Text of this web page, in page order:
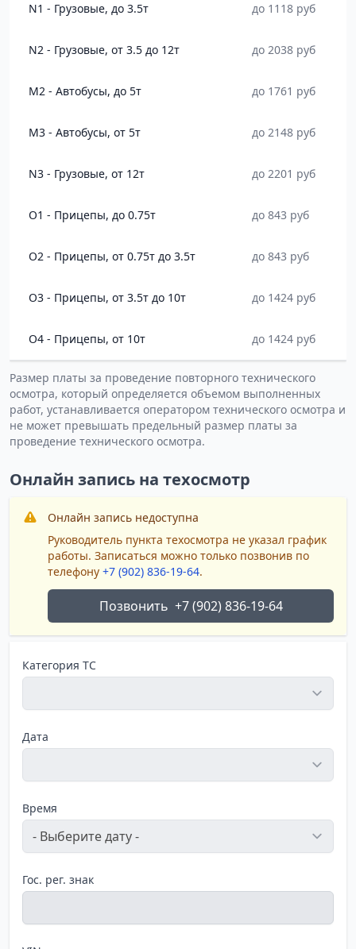
N1 - Грузовые, до 3.5т до 1118 руб
N2 - Грузовые, от 3.5 до 12т до 2038 руб
M2 - Автобусы, до 5т до 1761 руб
M3 - Автобусы, от 5т до 2148 руб
N3 - Грузовые, от 12т до 2201 руб
O1 - Прицепы, до 0.75т до 843 руб
O2 - Прицепы, от 0.75т до 3.5т до 843 руб
O3 - Прицепы, от 3.5т до 10т до 1424 руб
O4 - Прицепы, от 10т до 1424 руб
Размер платы за проведение повторного технического
осмотра, который определяется объемом выполненных
работ, устанавливается оператором технического осмотра и
не может превышать предельный размер платы за
проведение технического осмотра.
Онлайн запись на техосмотр
Онлайн запись недоступна
Руководитель пункта техосмотра не указал график
работы. Записаться можно только позвонив по
телефону +7 (902) 836-19-64.
Позвонить +7 (902) 836-19-64
Категория ТС
Дата
Время
Гос. рег. знак